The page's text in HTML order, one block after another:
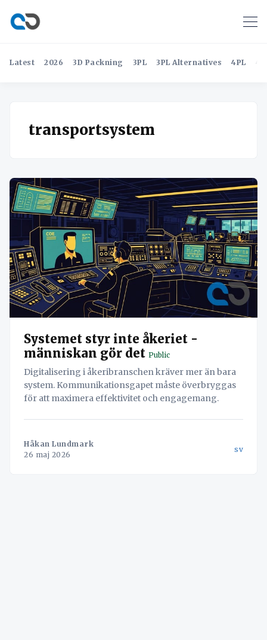
Latest 2026 3D Packning 3PL 3PL Alternatives 4PL
transportsystem
Systemet styr inte åkeriet -
människan gör det Public
Digitalisering i åkeribranschen kräver mer än bara
system. Kommunikationsgapet måste överbryggas
för att maximera effektivitet och engagemang.
Håkan Lundmark
26 maj 2026
sv